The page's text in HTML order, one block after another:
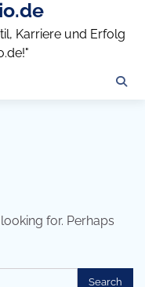
Karriere und Erfolg
for. Perhaps